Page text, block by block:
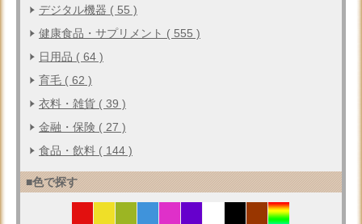
デジタル機器 ( 55 )
健康食品・サプリメント ( 555 )
日用品 ( 64 )
育毛 ( 62 )
衣料・雑貨 ( 39 )
金融・保険 ( 27 )
食品・飲料 ( 144 )
■色で探す